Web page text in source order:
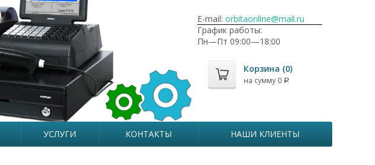
E-mail: orbitaonline@mail.ru
График работы:
Пн—Пт 09:00—18:00
Корзина (0)
на сумму 0 Р
УСЛУГИ КОНТАКТЫ НАШИ КЛИЕНТЫ